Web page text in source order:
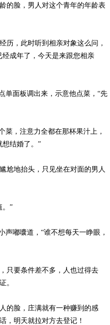
脸，男人对这个青年的年龄表
，此时听到相亲对象这么问，
成年了，今天是来跟您相亲
面板调出来，示意他点菜，“先
，注意力全都在那杯果汁上，
想结婚了。”
地抬头，只见坐在对面的男人
”
嘟囔道，“谁不想每天一睁眼，
要条件差不多，人也过得去
。
脸，庄满就有一种赚到的感
，明天就拉对方去登记！